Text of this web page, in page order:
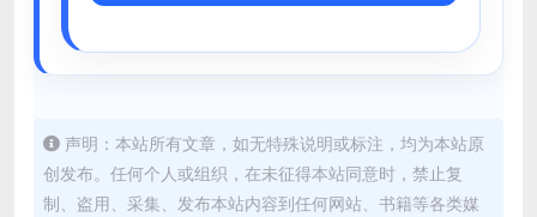
声明：本站所有文章，如无特殊说明或标注，均为本站原
创发布。任何个人或组织，在未征得本站同意时，禁止复
制、盗用、采集、发布本站内容到任何网站、书籍等各类媒